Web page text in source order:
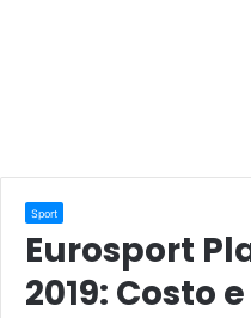
Sport
Eurosport
2019: Costo